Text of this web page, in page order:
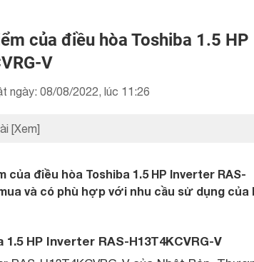
của điều hòa Toshiba 1.5 HP
V
ngày: 08/08/2022, lúc 11:26
[Xem]
điều hòa Toshiba 1.5 HP Inverter RAS-
và có phù hợp với nhu cầu sử dụng của
HP Inverter RAS-H13T4KCVRG-V